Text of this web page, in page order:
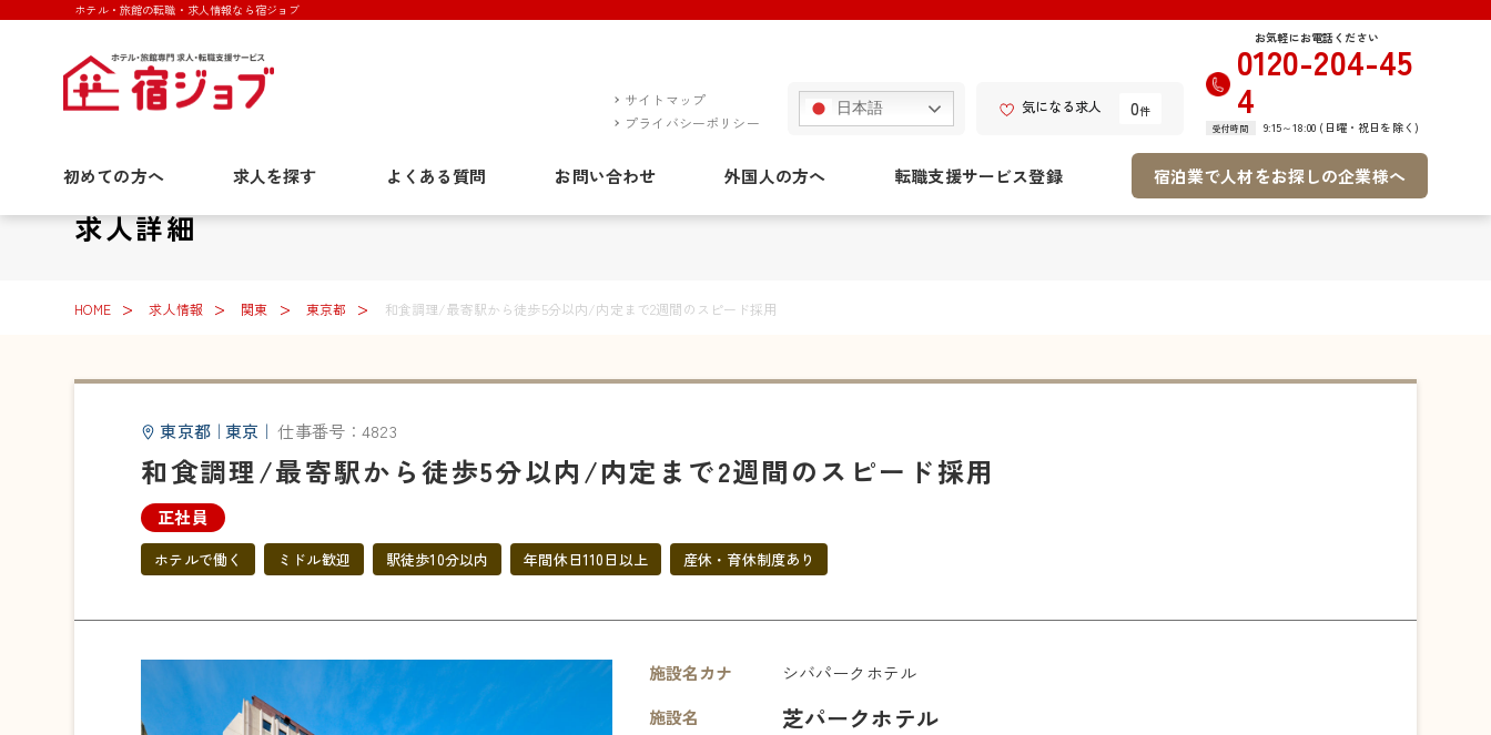
ホテル・旅館の転職・求人情報なら宿ジョブ
サイトマップ
プライバシーポリシー
日本語 気になる求人 0件
お気軽にお電話ください
0120-204-45
4
受付時間 9:15～18:00 (日曜・祝日を除く)
初めての方へ 求人を探す よくある質問 お問い合わせ 外国人の方へ 転職支援サービス登録 宿泊業で人材をお探しの企業様へ
求人詳細
HOME 求人情報 関東 東京都 和食調理/最寄駅から徒歩5分以内/内定まで2週間のスピード採用
東京都｜東京 ｜ 仕事番号：4823
和食調理/最寄駅から徒歩5分以内/内定まで2週間のスピード採用
正社員
ホテルで働く ミドル歓迎 駅徒歩10分以内 年間休日110日以上 産休・育休制度あり
施設名カナ
シバパークホテル
施設名
芝パークホテル